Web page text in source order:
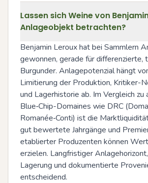
Lassen sich Weine von
Anlageobjekt betrachten?
Benjamin Leroux hat bei Sammlern
gewonnen, gerade für differenzierte,
Burgunder. Anlagepotenzial hängt
Limitierung der Produktion, Kritiker-
und Lagerhistorie ab. Im Vergleich zu
Blue‑Chip-Domaines wie DRC
Romanée‑Conti) ist die
gut bewertete Jahrgänge und
etablierter Produzenten können
erzielen. Langfristiger
Lagerung und dokumentierte
entscheidend.